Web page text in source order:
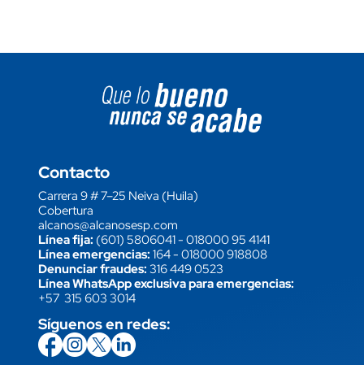
Image block
Contacto
Carrera 9 # 7–25 Neiva (Huila)
Cobertura
alcanos@alcanosesp.com
Línea fija: (601) 5806041-018000 95 4141
Línea emergencias: 164-018000 918808
Denunciar fraudes: 316 449 0523
Línea WhatsApp exclusiva para emergencias:
+57 315 603 3014
Síguenos en redes:
icon
Imagen
link icon
Imagen
link icon
Imagen
link icon
Imagen
link